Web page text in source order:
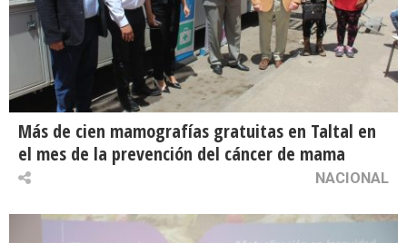
Más de cien mamografías gratuitas en Taltal en
el mes de la prevención del cáncer de mama
NACIONAL